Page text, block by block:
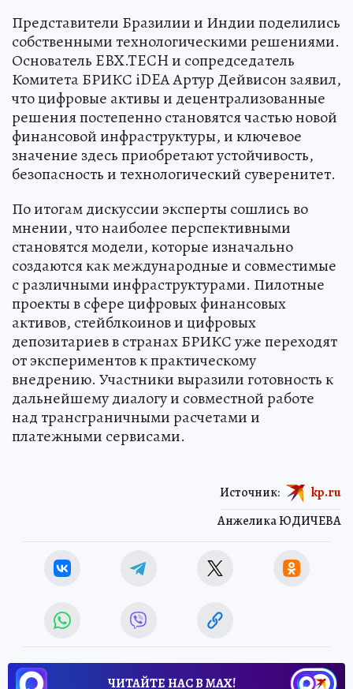
Представители Бразилии и Индии поделились
собственными технологическими решениями.
Основатель EBX.TECH и сопредседатель
Комитета БРИКС iDEA Артур Дейвисон заявил,
что цифровые активы и децентрализованные
решения постепенно становятся частью новой
финансовой инфраструктуры, и ключевое
значение здесь приобретают устойчивость,
безопасность и технологический суверенитет.
По итогам дискуссии эксперты сошлись во
мнении, что наиболее перспективными
становятся модели, которые изначально
создаются как международные и совместимые
с различными инфраструктурами. Пилотные
проекты в сфере цифровых финансовых
активов, стейблкоинов и цифровых
депозитариев в странах БРИКС уже переходят
от экспериментов к практическому
внедрению. Участники выразили готовность к
дальнейшему диалогу и совместной работе
над трансграничными расчетами и
платежными сервисами.
Анжелика ЮДИЧЕВА
Источник: kp.ru
ЧИТАЙТЕ НАС В МАХ!